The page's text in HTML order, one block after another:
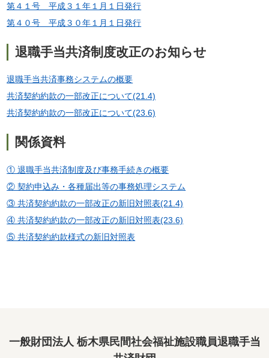
第４１号 平成３１年１月１日発行
第４０号 平成３０年１月１日発行
退職手当共済制度改正のお知らせ
退職手当共済事務システムの概要
共済契約約款の一部改正について(21.4)
共済契約約款の一部改正について(23.6)
関係資料
① 退職手当共済制度及び事務手続きの概要
② 契約申込み・各種届出等の事務処理システム
③ 共済契約約款の一部改正の新旧対照表(21.4)
④ 共済契約約款の一部改正の新旧対照表(23.6)
⑤ 共済契約約款様式の新旧対照表
一般財団法人 栃木県民間社会福祉施設職員退職手当